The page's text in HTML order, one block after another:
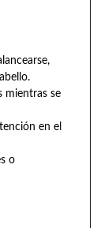
mientras se
en el
o